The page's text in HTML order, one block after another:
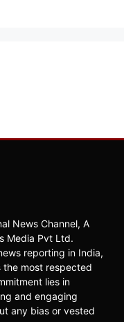
News Channel, A
Media Pvt Ltd.
reporting in India,
the most respected
lies in
and engaging
any bias or vested